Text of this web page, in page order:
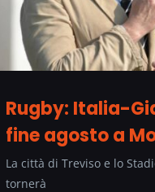
Rugby: Italia-
fine agosto a
La città di Treviso e lo
tornerà